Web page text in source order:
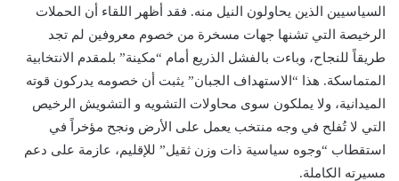
السياسيين الذين يحاولون النيل منه. فقد أظهر اللقاء أن الحملات
الرخيصة التي تشنها جهات مسخرة من خصوم معروفين لم تجد
طريقاً للنجاح، وباءت بالفشل الذريع أمام “مكينة” بلمقدم الانتخابية
المتماسكة. هذا “الاستهداف الجبان” يثبت أن خصومه يدركون قوته
الميدانية، ولا يملكون سوى محاولات التشويه و التشويش الرخيص
التي لا تُفلح في وجه منتخب يعمل على الأرض ونجح مؤخراً في
استقطاب “وجوه سياسية ذات وزن ثقيل” للإقليم، عازمة على دعم
مسيرته الكاملة.